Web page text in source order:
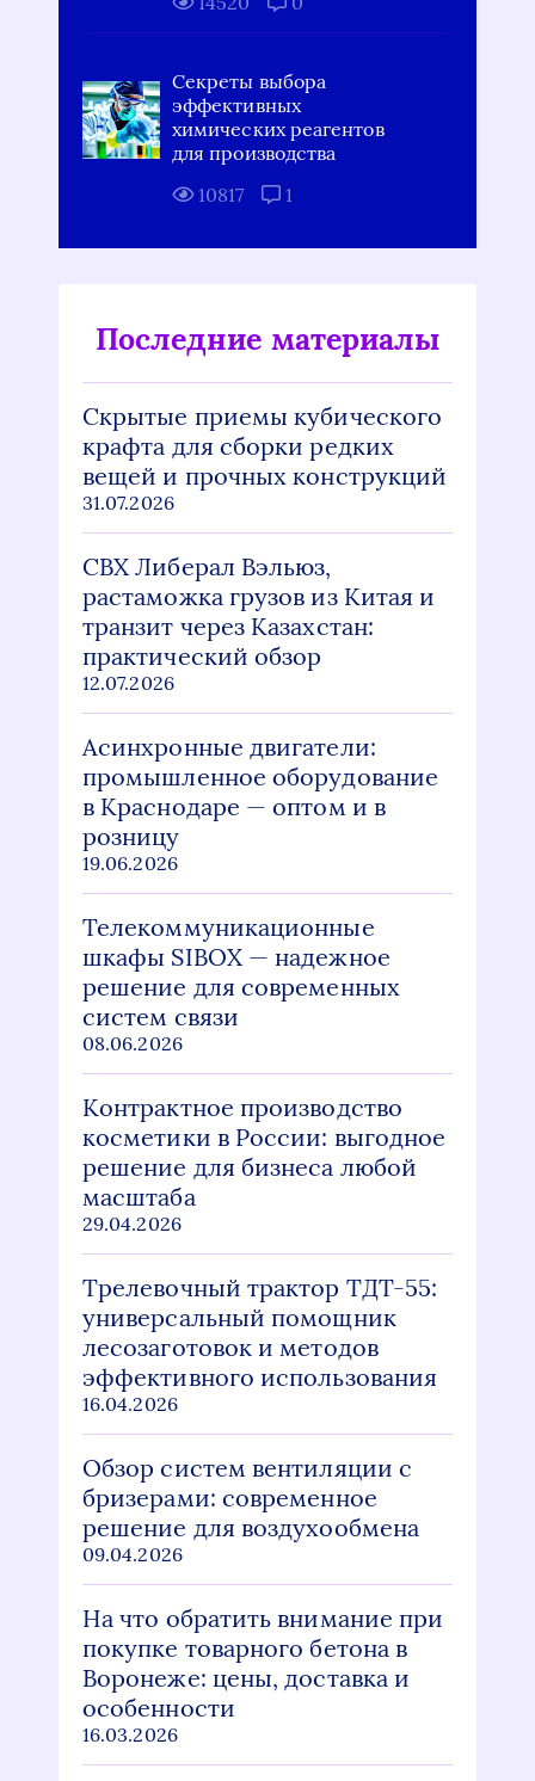
Секреты выбора
эффективных
химических реагентов
для производства
10817
1
Последние материалы
Скрытые приемы кубического
крафта для сборки редких
вещей и прочных конструкций
31.07.2026
СВХ Либерал Вэльюз,
растаможка грузов из Китая и
транзит через Казахстан:
практический обзор
12.07.2026
Асинхронные двигатели:
промышленное оборудование
в Краснодаре — оптом и в
розницу
19.06.2026
Телекоммуникационные
шкафы SIBOX — надежное
решение для современных
систем связи
08.06.2026
Контрактное производство
косметики в России: выгодное
решение для бизнеса любой
масштаба
29.04.2026
Трелевочный трактор ТДТ-55:
универсальный помощник
лесозаготовок и методов
эффективного использования
16.04.2026
Обзор систем вентиляции с
бризерами: современное
решение для воздухообмена
09.04.2026
На что обратить внимание при
покупке товарного бетона в
Воронеже: цены, доставка и
особенности
16.03.2026